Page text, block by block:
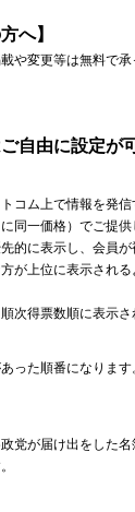
へ】
や変更等は無料で承
自由に設定が
コム上で情報を発
同一価格）でご提
的に表示し、会員
が上位に表示され
次得票数順に表示さ
った順番になりま
党が届け出をした